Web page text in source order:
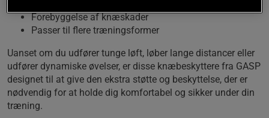
Forebyggelse af knæskader
Passer til flere træningsformer
Uanset om du udfører tunge løft, løber lange distancer eller
udfører dynamiske øvelser, er disse knæbeskyttere fra GASP
designet til at give den ekstra støtte og beskyttelse, der er
nødvendig for at holde dig komfortabel og sikker under din
træning.